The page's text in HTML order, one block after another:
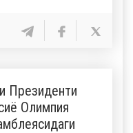
Президенти
Олимпия